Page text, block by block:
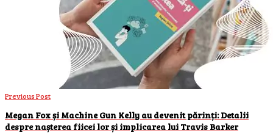
Previous Post
Megan Fox și Machine Gun Kelly au devenit părinți: Detalii
despre nașterea fiicei lor și implicarea lui Travis Barker